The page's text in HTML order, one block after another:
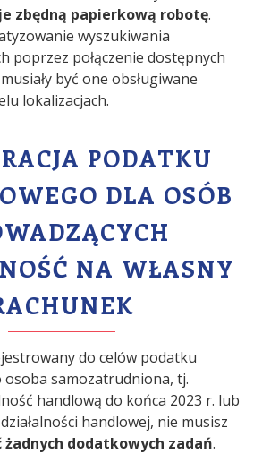
zbędną papierkową robotę.
wyszukiwania
poprzez połączenie dostępnych
być one obsługiwane
lokalizacjach.
PODATKU
DLA OSÓB
NA WŁASNY
do celów podatku
samozatrudniona, tj.
handlową do końca 2023 r. lub
handlowej, nie musisz
dodatkowych zadań.